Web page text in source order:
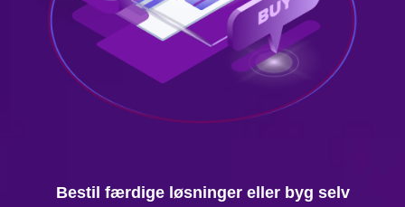
Bestil færdige løsninger eller byg selv